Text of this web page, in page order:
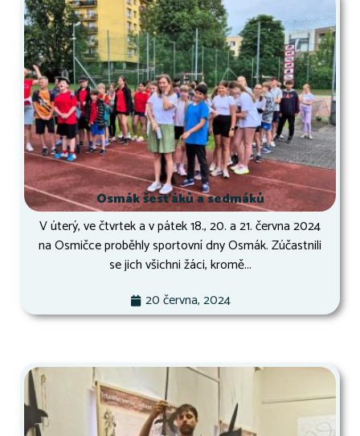
Osmák šesťáků a sedmáků
V úterý, ve čtvrtek a v pátek 18., 20. a 21. června 2024
na Osmičce proběhly sportovní dny Osmák. Zúčastnili
se jich všichni žáci, kromě...
20 června, 2024